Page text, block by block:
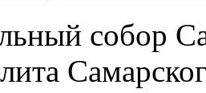
собор